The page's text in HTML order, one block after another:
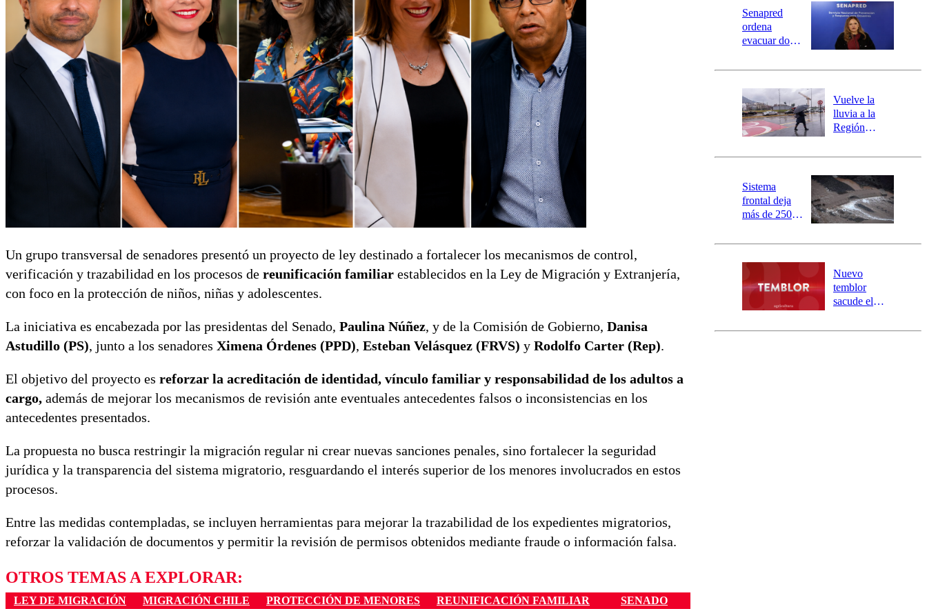
Un grupo transversal de senadores presentó un proyecto de ley destinado a fortalecer los mecanismos de control,
verificación y trazabilidad en los procesos de reunificación familiar establecidos en la Ley de Migración y Extranjería,
con foco en la protección de niños, niñas y adolescentes.
La iniciativa es encabezada por las presidentas del Senado, Paulina Núñez, y de la Comisión de Gobierno, Danisa
Astudillo (PS), junto a los senadores Ximena Órdenes (PPD), Esteban Velásquez (FRVS) y Rodolfo Carter (Rep).
El objetivo del proyecto es reforzar la acreditación de identidad, vínculo familiar y responsabilidad de los adultos a
cargo, además de mejorar los mecanismos de revisión ante eventuales antecedentes falsos o inconsistencias en los
antecedentes presentados.
La propuesta no busca restringir la migración regular ni crear nuevas sanciones penales, sino fortalecer la seguridad
jurídica y la transparencia del sistema migratorio, resguardando el interés superior de los menores involucrados en estos
procesos.
Entre las medidas contempladas, se incluyen herramientas para mejorar la trazabilidad de los expedientes migratorios,
reforzar la validación de documentos y permitir la revisión de permisos obtenidos mediante fraude o información falsa.
OTROS TEMAS A EXPLORAR:
LEY DE MIGRACIÓN MIGRACIÓN CHILE PROTECCIÓN DE MENORES REUNIFICACIÓN FAMILIAR SENADO
Senapred
ordena
evacuar dos
Carahue por
río Damas:
activa
mensajería
SAE
Vuelve la
lluvia a la
Región
este es el
la DMC para
este viernes
Sistema
frontal deja
más de 250
y 317
aisladas entre
Valparaíso y
Los Ríos
Nuevo
temblor
sacude el
revisa la